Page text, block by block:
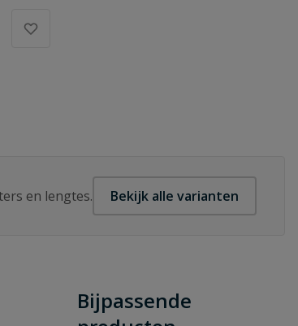
en lengtes. Bekijk alle varianten
Bijpassende